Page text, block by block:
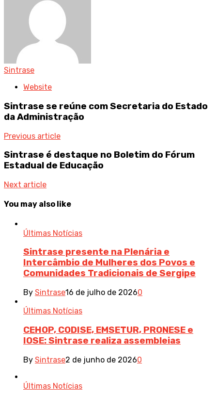
Sintrase
Website
Sintrase se reúne com Secretaria do Estado
da Administração
Previous article
Sintrase é destaque no Boletim do Fórum
Estadual de Educação
Next article
You may also like
Últimas Notícias
Sintrase presente na Plenária e
Intercâmbio de Mulheres dos Povos e
Comunidades Tradicionais de Sergipe
By Sintrase16 de julho de 20260
Últimas Notícias
CEHOP, CODISE, EMSETUR, PRONESE e
IOSE: Sintrase realiza assembleias
By Sintrase2 de junho de 20260
Últimas Notícias